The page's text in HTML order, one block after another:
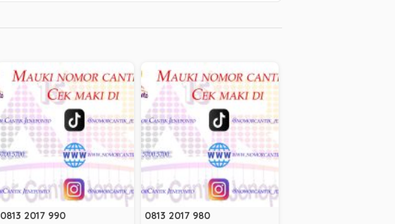
0813 2017 990 0813 2017 980